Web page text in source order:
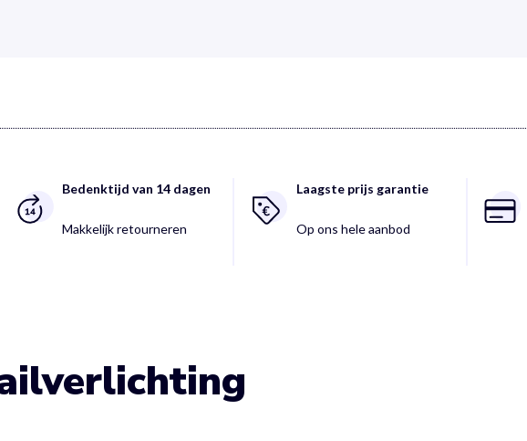
Bedenktijd van 14 dagen
Makkelijk retourneren
Laagste prijs garantie
Op ons hele aanbod